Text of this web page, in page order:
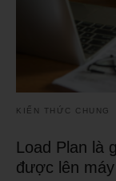
KIẾN THỨC CHUNG
Load Plan là
được lên